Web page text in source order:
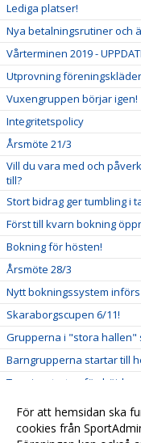
Lediga platser!
Nya betalningsrutiner och
Vårterminen 2019 -
Utprovning föreningskläder
Vuxengruppen börjar igen!
Integritetspolicy
Årsmöte 21/3
Vill du vara med och
till?
Stort bidrag ger tumbling i
Först till kvarn bokning
Bokning för hösten!
Årsmöte 28/3
Nytt bokningssystem
Skaraborgscupen 6/11!
Grupperna i "stora hallen"
Barngrupperna startar till
Terminsstarten fördröjd
Skaraborgscupen 6/11
Terminsstart?
För att hemsidan ska
cookies från